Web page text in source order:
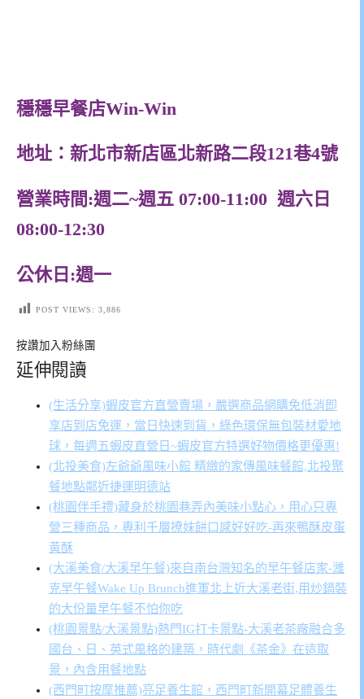
穩穩早餐店Win-Win
地址：新北市新店區北新路二段121巷4號
營業時間:週二~週五 07:00-11:00 週六日
08:00-12:30
公休日:週一
POST VIEWS: 3,886
按讚加入粉絲團
延伸閱讀
(生活分享)蝦皮官方直營賣場，嚴選商品網購免低消即
享店到店免運，當日快速到貨，綠色環保無包裝材愛地
球，每週五蝦皮直營日~蝦皮官方特選好物價格更優惠!
(北投美食)左爺爺風味小館 精緻的家傳風味餐館,北投聚
餐地點鄰近捷運明德站
(桃園伴手禮)藏身於桃園巷弄內美味小點心，用心只專
營三種商品，專利千層撩妹餅口感好好吃-再來鴨酥皮蛋
黃酥
(大溪美食/大溪早午餐)來自南台灣知名的早午餐店家-濰
克早午餐Wake Up Brunch進軍北上近大溪老街,用炒鍋裝
的大份量早午餐不怕你吃
(桃園景點/大溪景點)熱門IG打卡景點-大溪老茶廠融合多
國台、日、英式風格的建築，時代劇《茶金》在這取
景，內含用餐地點
(西門町按摩推薦)亮足養生館，西門町新開幕足體養生